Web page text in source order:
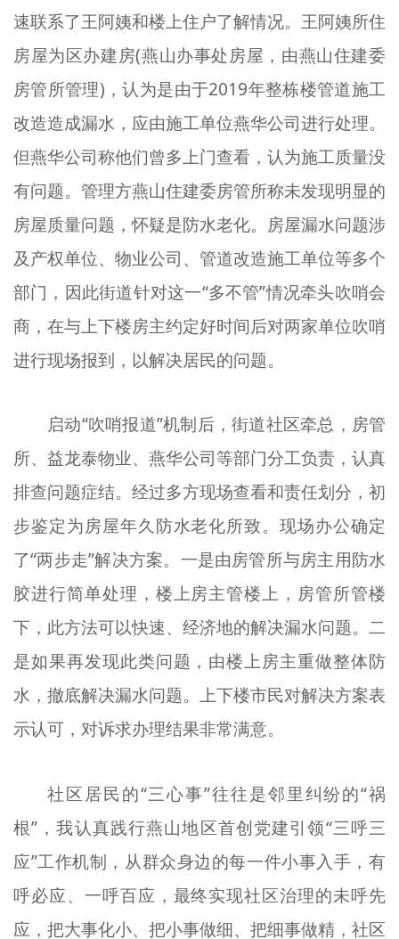
速联系了王阿姨和楼上住户了解情况。王阿姨所住
房屋为区办建房(燕山办事处房屋，由燕山住建委
房管所管理)，认为是由于2019年整栋楼管道施工
改造造成漏水，应由施工单位燕华公司进行处理。
但燕华公司称他们曾多上门查看，认为施工质量没
有问题。管理方燕山住建委房管所称未发现明显的
房屋质量问题，怀疑是防水老化。房屋漏水问题涉
及产权单位、物业公司、管道改造施工单位等多个
部门，因此街道针对这一“多不管”情况牵头吹哨会
商，在与上下楼房主约定好时间后对两家单位吹哨
进行现场报到，以解决居民的问题。
启动“吹哨报道”机制后，街道社区牵总，房管
所、益龙泰物业、燕华公司等部门分工负责，认真
排查问题症结。经过多方现场查看和责任划分，初
步鉴定为房屋年久防水老化所致。现场办公确定
了“两步走”解决方案。一是由房管所与房主用防水
胶进行简单处理，楼上房主管楼上，房管所管楼
下，此方法可以快速、经济地的解决漏水问题。二
是如果再发现此类问题，由楼上房主重做整体防
水，撤底解决漏水问题。上下楼市民对解决方案表
示认可，对诉求办理结果非常满意。
社区居民的“三心事”往往是邻里纠纷的“祸
根”，我认真践行燕山地区首创党建引领“三呼三
应”工作机制，从群众身边的每一件小事入手，有
呼必应、一呼百应，最终实现社区治理的未呼先
应，把大事化小、把小事做细、把细事做精，社区